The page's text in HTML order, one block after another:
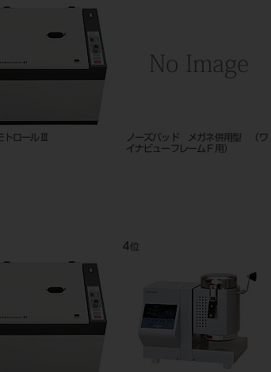
プラスト 1．5mm クリア
サマリタン ＰＡＤ ３５０Ｐ用
成人用パッドパック
10位